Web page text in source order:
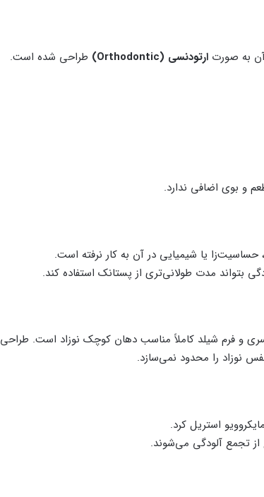
به صورت ارتودنسی (Orthodontic)
طراحی شده است.
و بوی اضافی ندارد.
بتواند مدت طولانی‌تری از پستانک استفاده کند.
و فرم شیلد کاملاً مناسب دهان کوچک نوزاد است. طراحی
نوزاد را محدود نمی‌سازد.
استریل کرد.
تجمع آلودگی می‌شوند.